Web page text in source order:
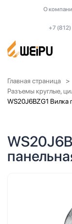
О
+7
Главная страница
Разъемы круглые,
WS20J6BZG1 Вилка